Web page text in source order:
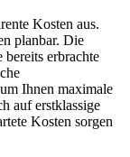
Kosten aus.
planbar. Die
erbrachte
Ihnen maximale
auf erstklassige
Kosten sorgen